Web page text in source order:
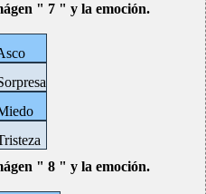
" 7 " y la emoción.
" 8 " y la emoción.